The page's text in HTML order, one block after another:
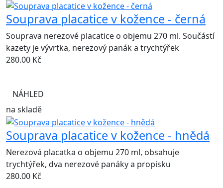
Souprava placatice v kožence - černá
Souprava nerezové placatice o objemu 270 ml. Součástí
kazety je vývrtka, nerezový panák a trychtýřek
280.00 Kč
NÁHLED
na skladě
Souprava placatice v kožence - hnědá
Nerezová placatka o objemu 270 ml, obsahuje
trychtýřek, dva nerezové panáky a propisku
280.00 Kč